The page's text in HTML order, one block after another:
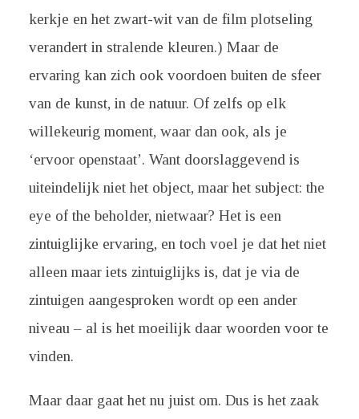
kerkje en het zwart-wit van de film plotseling
verandert in stralende kleuren.) Maar de
ervaring kan zich ook voordoen buiten de sfeer
van de kunst, in de natuur. Of zelfs op elk
willekeurig moment, waar dan ook, als je
‘ervoor openstaat’. Want doorslaggevend is
uiteindelijk niet het object, maar het subject: the
eye of the beholder, nietwaar? Het is een
zintuiglijke ervaring, en toch voel je dat het niet
alleen maar iets zintuiglijks is, dat je via de
zintuigen aangesproken wordt op een ander
niveau – al is het moeilijk daar woorden voor te
vinden.
Maar daar gaat het nu juist om. Dus is het zaak